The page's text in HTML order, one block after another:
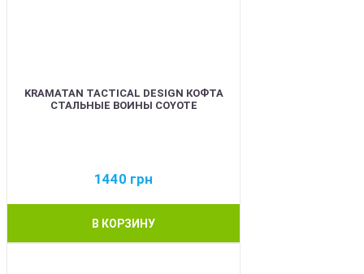
KRAMATAN TACTICAL DESIGN КОФТА
СТАЛЬНЫЕ ВОИНЫ COYOTE
1440 грн
В КОРЗИНУ